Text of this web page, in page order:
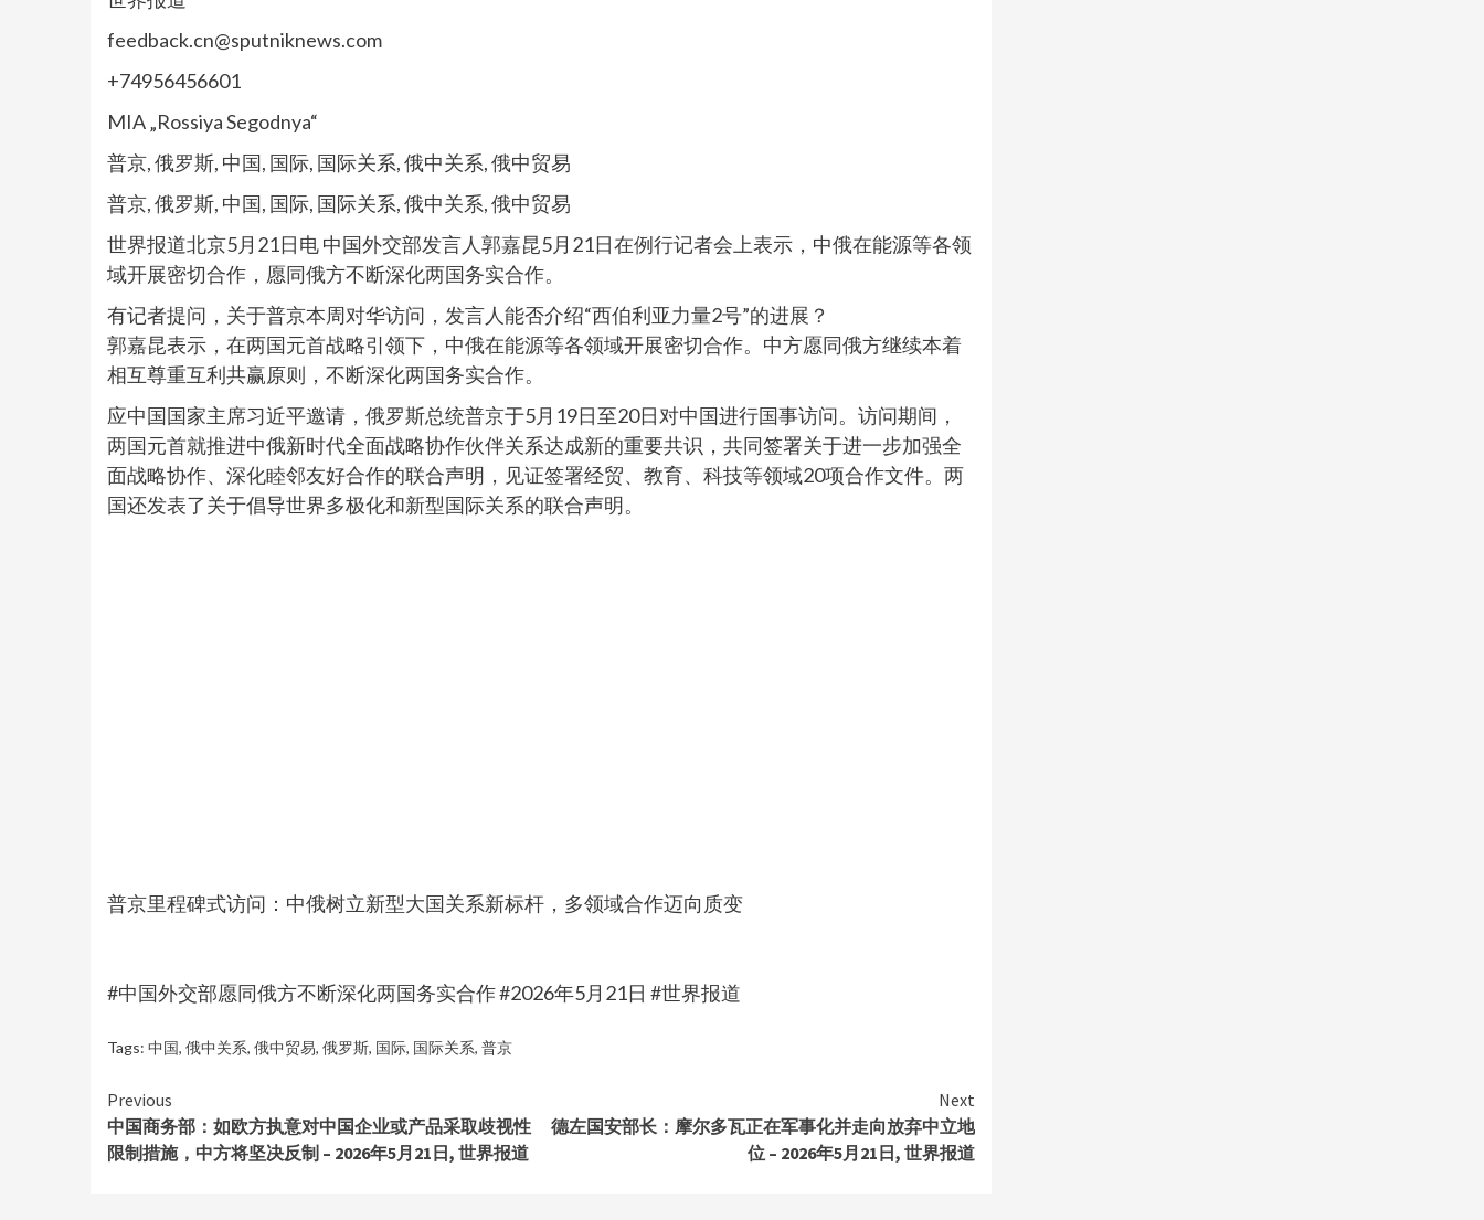
feedback.cn@sputniknews.com
+74956456601
MIA „Rossiya Segodnya“
普京, 俄罗斯, 中国, 国际, 国际关系, 俄中关系, 俄中贸易
普京, 俄罗斯, 中国, 国际, 国际关系, 俄中关系, 俄中贸易
世界报道北京5月21日电 中国外交部发言人郭嘉昆5月21日在例行记者会上表示，中俄在能源等各领
域开展密切合作，愿同俄方不断深化两国务实合作。
有记者提问，关于普京本周对华访问，发言人能否介绍“西伯利亚力量2号”的进展？
郭嘉昆表示，在两国元首战略引领下，中俄在能源等各领域开展密切合作。中方愿同俄方继续本着
相互尊重互利共赢原则，不断深化两国务实合作。
应中国国家主席习近平邀请，俄罗斯总统普京于5月19日至20日对中国进行国事访问。访问期间，
两国元首就推进中俄新时代全面战略协作伙伴关系达成新的重要共识，共同签署关于进一步加强全
面战略协作、深化睦邻友好合作的联合声明，见证签署经贸、教育、科技等领域20项合作文件。两
国还发表了关于倡导世界多极化和新型国际关系的联合声明。
普京里程碑式访问：中俄树立新型大国关系新标杆，多领域合作迈向质变
#中国外交部愿同俄方不断深化两国务实合作 #2026年5月21日 #世界报道
Tags: 中国, 俄中关系, 俄中贸易, 俄罗斯, 国际, 国际关系, 普京
Continue
Reading
Previous
中国商务部：如欧方执意对中国企业或产品采取歧视性
限制措施，中方将坚决反制 – 2026年5月21日, 世界报道
Next
德左国安部长：摩尔多瓦正在军事化并走向放弃中立地
位 – 2026年5月21日, 世界报道